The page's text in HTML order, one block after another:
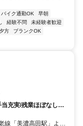
バイク通勤OK
早朝
経験不問
未経験者歓迎
夕方
ブランクOK
充実/残業ほぼなし＆